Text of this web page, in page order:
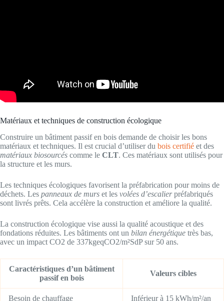
Matériaux et techniques de construction écologique
Construire un bâtiment passif en bois demande de choisir les bons
matériaux et techniques. Il est crucial d’utiliser du bois certifié et des
matériaux biosourcés comme le CLT. Ces matériaux sont utilisés pour
la structure et les murs.
Les techniques écologiques favorisent la préfabrication pour moins de
déchets. Les panneaux de murs et les volées d’escalierpréfabriqués
sont livrés prêts. Cela accélère la construction et améliore la qualité.
La construction écologique vise aussi la qualité acoustique et des
fondations réduites. Les bâtiments ont un bilan énergétique très bas,
avec un impact CO2 de 337kgeqCO2/m²SdP sur 50 ans.
Caractéristiques d’un bâtiment
passif en bois
Valeurs cibles
Besoin de chauffage Inférieur à 15 kWh/m²/an